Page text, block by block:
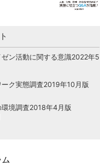
ン活動に関する意識2022年5
ク実態調査2019年10月版
境調査2018年4月版